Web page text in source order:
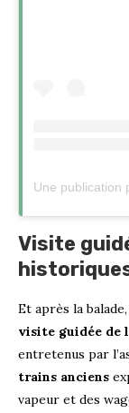
Visite
Et après la balade,
visite guidée de
entretenus par
trains anciens
vapeur et des